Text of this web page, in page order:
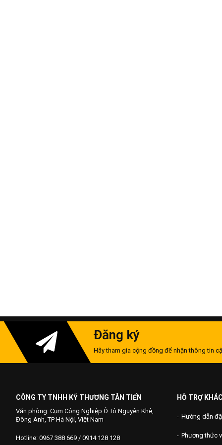
Đăng ký
Hãy tham gia cộng đồng để nhận thông tin
CÔNG TY TNHH KỸ THƯƠNG TÂN TIẾN
Văn phòng: Cụm Công Nghiệp Ô Tô Nguyên Khê,
Đông Anh, TP Hà Nội, Việt Nam
Hotline: 0967 388 669 / 0914 128 128
HỖ TRỢ
Hướng dẫn
Phương thức